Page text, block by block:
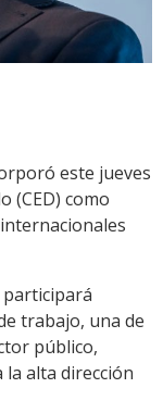
este jueves
(CED) como
participará
trabajo, una de
público,
alta dirección